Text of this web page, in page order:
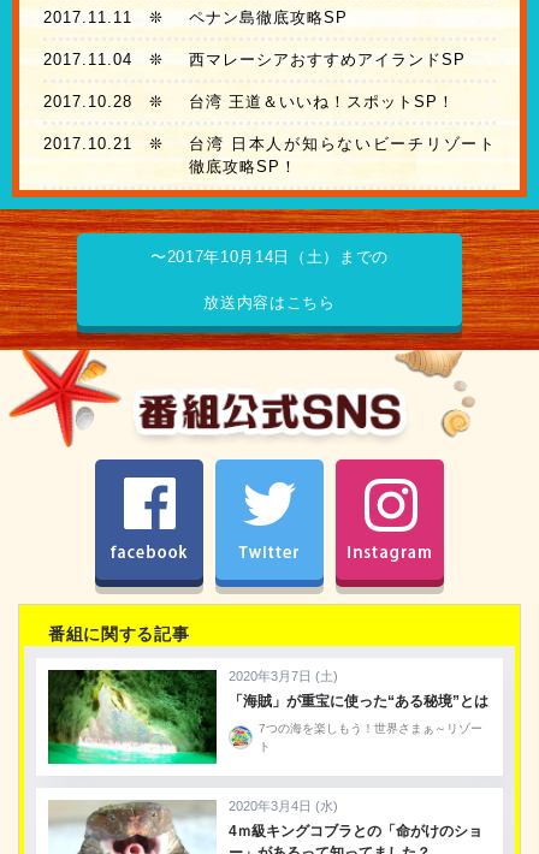
2017.11.11 ❊ ペナン島徹底攻略SP
2017.11.04 ❊ 西マレーシアおすすめアイランドSP
2017.10.28 ❊ 台湾 王道＆いいね！スポットSP！
2017.10.21 ❊
台湾 日本人が知らないビーチリゾート
徹底攻略SP！
〜2017年10月14日（土）までの
放送内容はこちら
facebook Twitter
番組に関する記事